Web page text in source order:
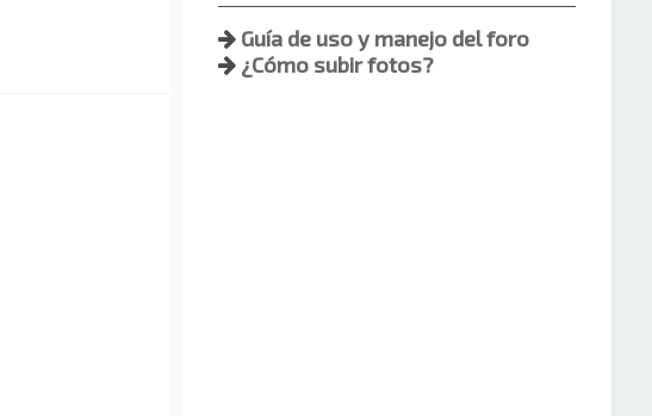
Guía de uso y manejo del foro
¿Cómo subir fotos?